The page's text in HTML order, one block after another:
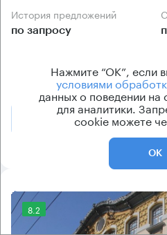
История предложений
по запросу
Позвонить Получить
8.2
Нажмите “ОК”, если
условиями
данных о поведении
для аналитики.
cookie можете
ОК